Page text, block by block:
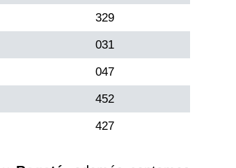
329
031
047
452
427